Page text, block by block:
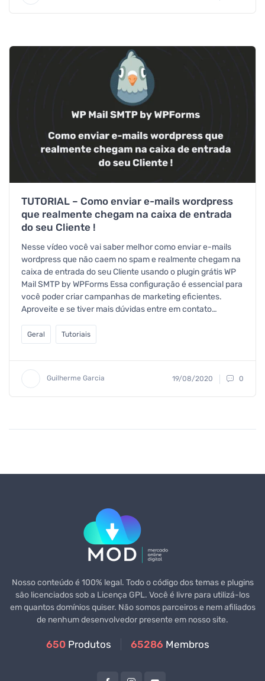
TUTORIAL – Como enviar e-mails wordpress
que realmente chegam na caixa de entrada
do seu Cliente !
Nesse vídeo você vai saber melhor como enviar e-mails
wordpress que não caem no spam e realmente chegam na
caixa de entrada do seu Cliente usando o plugin grátis WP
Mail SMTP by WPForms Essa configuração é essencial para
você poder criar campanhas de marketing eficientes.
Aproveite e se tiver mais dúvidas entre em contato…
Geral Tutoriais
Guilherme Garcia 19/08/2020 0
Nosso conteúdo é 100% legal. Todo o código dos temas e plugins
são licenciados sob a Licença GPL. Você é livre para utilizá-los
em quantos domínios quiser. Não somos parceiros e nem afiliados
de nenhum desenvolvedor presente em nosso site.
650 Produtos 65286 Membros